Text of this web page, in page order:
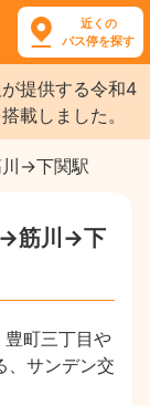
近くの
バス停を探す
提供する令和4
載しました。
→下関駅
→筋川→下
町三丁目や
、サンデン交